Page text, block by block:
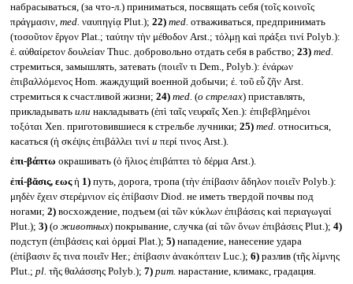
набрасываться, (за что-л.) приниматься, посвящать себя (τοῖς κοινοῖς
πράγμασιν, med. ναυπηγίᾳ Plut.); 22) med. отваживаться, предпринимать
(τοσοῦτον ἔργον Plat.; ταύτην τὴν μέθοδον Arst.; τόλμῃ καὶ πράξει τινί Polyb.):
ἐ. αὐθαίρετον δουλείαν Thuc. добровольно отдать себя в рабство; 23) med.
стремиться, замышлять, затевать (ποιεῖν τι Dem., Polyb.): ἐνάρων
ἐπιβαλλόμενος Hom. жаждущий военной добычи; ἐ. τοῦ εὖ ζῆν Arst.
стремиться к счастливой жизни; 24) med. (о стрелах) приставлять,
прикладывать или накладывать (ἐπὶ ταῖς νευραῖς Xen.): ἐπιβεβλημένοι
τοξόται Xen. приготовившиеся к стрельбе лучники; 25) med. относиться,
касаться (ἡ σκέψις ἐπιβάλλει τινί и περί τινος Arst.).
ἐπι-βάπτω окрашивать (ὁ ἥλιος ἐπιβάπτει τὸ δέρμα Arst.).
ἐπί-βᾰσις, εωςἡ 1)путь, дорога, тропа (τὴν ἐπίβασιν ἄδηλον ποιεῖν Polyb.):
μηδὲν ἔχειν στερέμνιον εἰς ἐπίβασιν Diod. не иметь твердой почвы под
ногами; 2)восхождение, подъем (αἱ τῶν κύκλων ἐπιβάσεις καὶ περιαγωγαί
Plut.); 3)(о животных) покрывание, случка (αἱ τῶν ὄνων ἐπιβάσεις Plut.); 4)
подступ (ἐπιβάσεις καὶ ὁρμαί Plat.); 5)нападение, нанесение удара
(ἐπίβασιν ἔς τινα ποιεῖν Her.; ἐπίβασιν ἀνακόπτειν Luc.); 6)разлив (τῆς λίμνης
Plut.; pl. τῆς θαλάσσης Polyb.); 7) рит. нарастание, климакс, градация.